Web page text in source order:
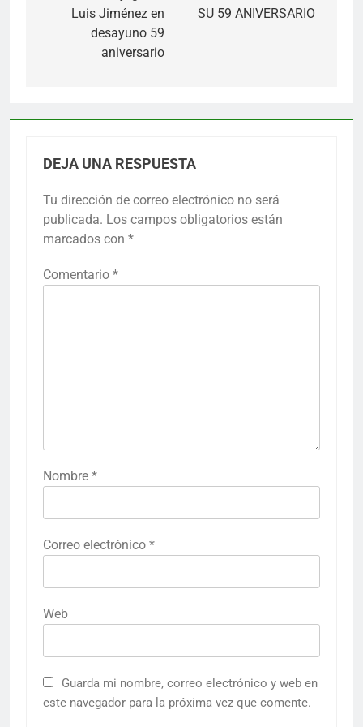
entradas
Luis Jiménez en
desayuno 59
aniversario
SU 59 ANIVERSARIO
DEJA UNA RESPUESTA
Tu dirección de correo electrónico no será
publicada. Los campos obligatorios están
marcados con *
Comentario *
Nombre *
Correo electrónico *
Web
Guarda mi nombre, correo electrónico y web en
este navegador para la próxima vez que comente.